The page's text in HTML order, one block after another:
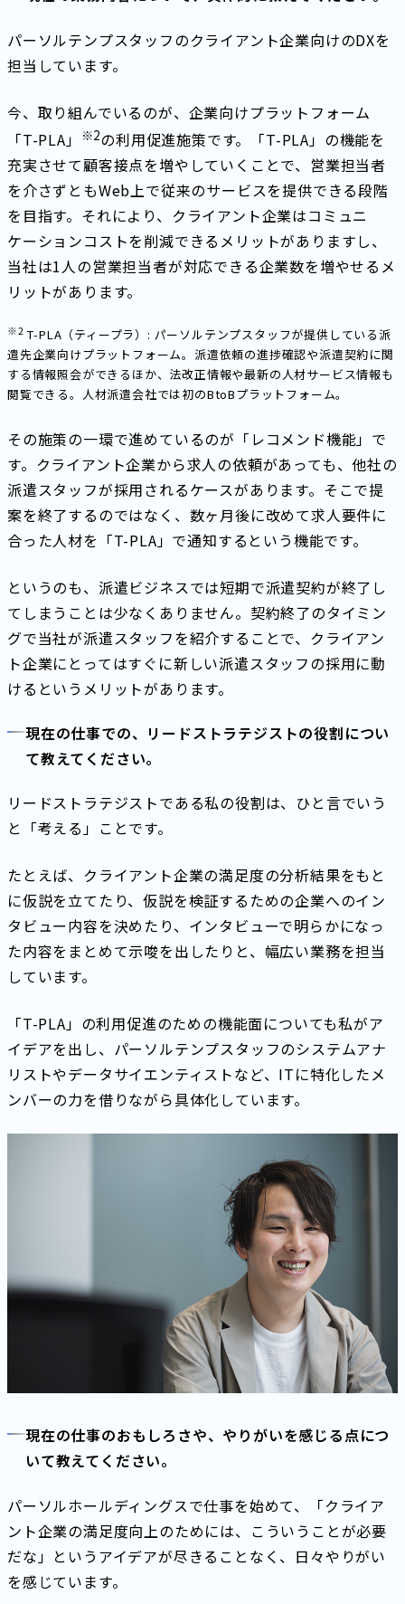
パーソルテンプスタッフのクライアント企業向けのDXを
担当しています。
今、取り組んでいるのが、企業向けプラットフォーム
「T-PLA」
※2の利用促進施策です。「T-PLA」の機能を
充実させて顧客接点を増やしていくことで、営業担当者
を介さずともWeb上で従来のサービスを提供できる段階
を目指す。それにより、クライアント企業はコミュニ
ケーションコストを削減できるメリットがありますし、
当社は1人の営業担当者が対応できる企業数を増やせるメ
リットがあります。
※2 T-PLA（ティープラ）: パーソルテンプスタッフが提供している派
遣先企業向けプラットフォーム。派遣依頼の進捗確認や派遣契約に関
する情報照会ができるほか、法改正情報や最新の人材サービス情報も
閲覧できる。人材派遣会社では初のBtoBプラットフォーム。
その施策の一環で進めているのが「レコメンド機能」で
す。クライアント企業から求人の依頼があっても、他社の
派遣スタッフが採用されるケースがあります。そこで提
案を終了するのではなく、数ヶ月後に改めて求人要件に
合った人材を「T-PLA」で通知するという機能です。
というのも、派遣ビジネスでは短期で派遣契約が終了し
てしまうことは少なくありません。契約終了のタイミン
グで当社が派遣スタッフを紹介することで、クライアン
ト企業にとってはすぐに新しい派遣スタッフの採用に動
けるというメリットがあります。
現在の仕事での、リードストラテジストの役割につい
て教えてください。
リードストラテジストである私の役割は、ひと言でいう
と「考える」ことです。
たとえば、クライアント企業の満足度の分析結果をもと
に仮説を立てたり、仮説を検証するための企業へのイン
タビュー内容を決めたり、インタビューで明らかになっ
た内容をまとめて示唆を出したりと、幅広い業務を担当
しています。
「T-PLA」の利用促進のための機能面についても私がア
イデアを出し、パーソルテンプスタッフのシステムアナ
リストやデータサイエンティストなど、ITに特化したメ
ンバーの力を借りながら具体化しています。
現在の仕事のおもしろさや、やりがいを感じる点につ
いて教えてください。
パーソルホールディングスで仕事を始めて、「クライア
ント企業の満足度向上のためには、こういうことが必要
だな」というアイデアが尽きることなく、日々やりがい
を感じています。